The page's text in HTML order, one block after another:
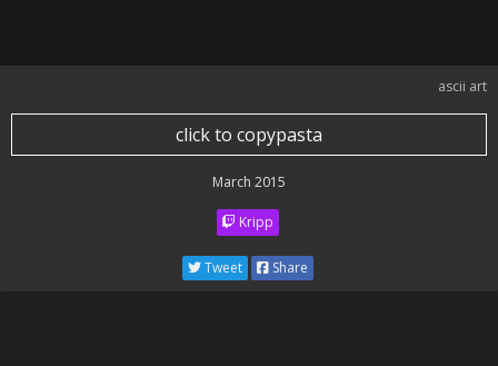
ascii art
click to copypasta
March 2015
Kripp
Tweet Share